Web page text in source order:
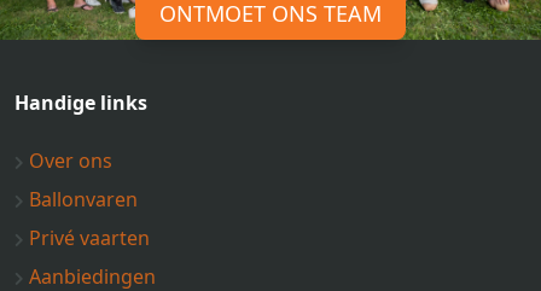
ONTMOET ONS TEAM
Handige links
Over ons
Ballonvaren
Privé vaarten
Aanbiedingen